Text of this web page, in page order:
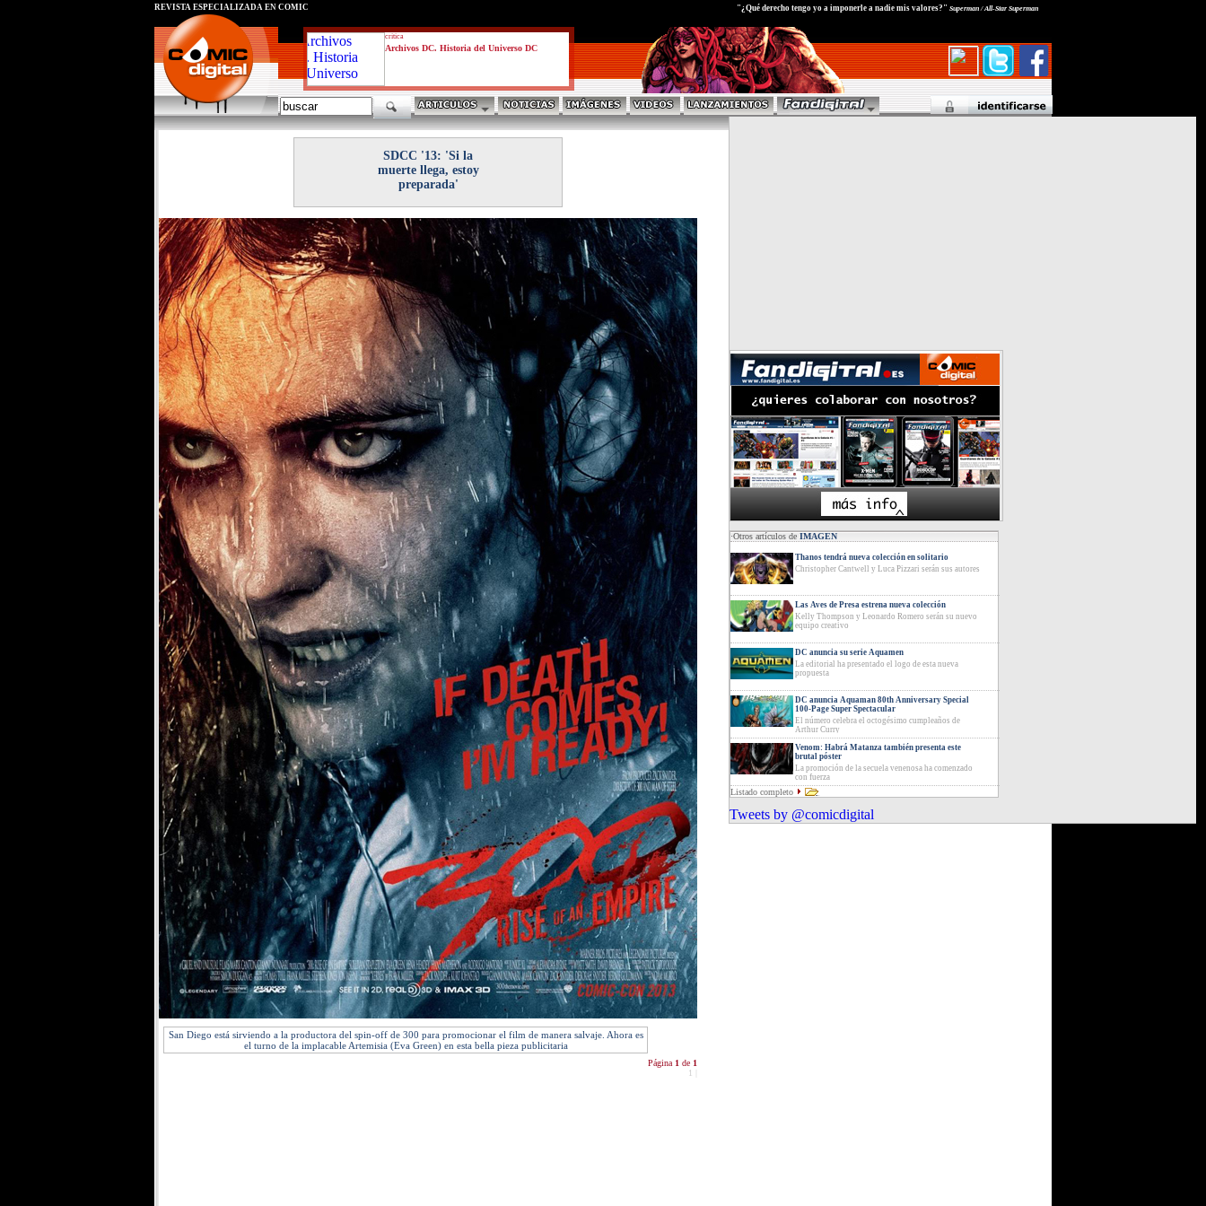
critica
Archivos DC. Historia del Universo DC
REVISTA ESPECIALIZADA EN CÓMIC "¿Qué derecho tengo yo a imponerle a nadie mis valores?" Superman / All-Star Superman
SDCC '13: 'Si la
muerte llega, estoy
preparada'
San Diego está sirviendo a la productora del spin-off de 300 para promocionar el film de manera salvaje. Ahora es
el turno de la implacable Artemisia (Eva Green) en esta bella pieza publicitaria
Página 1 de 1
1
·Otros artículos deIMAGEN
Thanos tendrá nueva colección en solitario
Christopher Cantwell y Luca Pizzari serán sus autores
Las Aves de Presa estrena nueva colección
Kelly Thompson y Leonardo Romero serán su nuevo
equipo creativo
DC anuncia su serie Aquamen
La editorial ha presentado el logo de esta nueva
propuesta
DC anuncia Aquaman 80th Anniversary Special
100-Page Super Spectacular
El número celebra el octogésimo cumpleaños de
Arthur Curry
Venom: Habrá Matanza también presenta este
brutal póster
La promoción de la secuela venenosa ha comenzado
con fuerza
Listado completo
Tweets by @comicdigital